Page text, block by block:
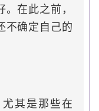
在此之前，
不确定自己的
其是那些在